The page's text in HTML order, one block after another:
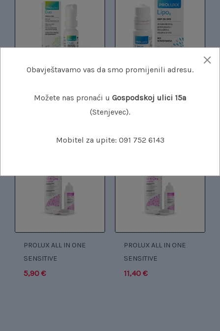
ZA OKO
OKO
14,20
PROLUX ALL IN ONE
SENSITIVE
5,90 €
PROLUX ALL IN ONE
SENSITIVE
11,40 €
Obavještavamo vas da smo promijenili adresu.
Možete nas pronaći u Gospodskoj ulici 15a
(Stenjevec).
Mobitel za upite: 091 752 6143